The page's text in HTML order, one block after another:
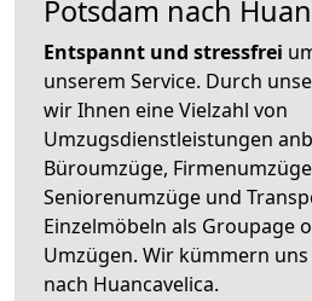
Potsdam nach
Entspannt und stressfrei
unserem Service. Durch
wir Ihnen eine Vielzahl von
Umzugsdienstleistungen
Büroumzüge,
Seniorenumzüge und
Einzelmöbeln als Groupage
Umzügen. Wir kümmern
nach Huancavelica.